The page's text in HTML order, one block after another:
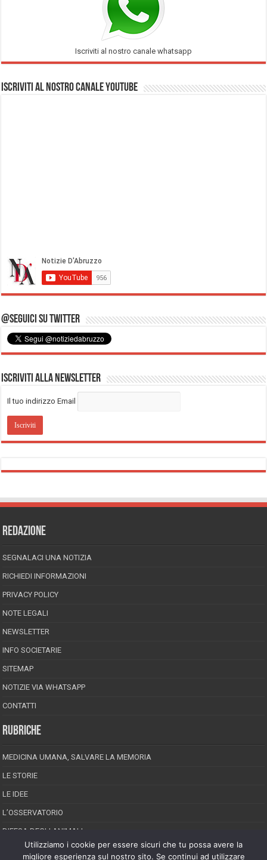
Iscriviti al nostro canale whatsapp
Iscriviti al nostro Canale Youtube
@Seguici su Twitter
Iscriviti alla Newsletter
Il tuo indirizzo Email
REDAZIONE
SEGNALACI UNA NOTIZIA
RICHIEDI INFORMAZIONI
PRIVACY POLICY
NOTE LEGALI
NEWSLETTER
INFO SOCIETARIE
SITEMAP
NOTIZIE VIA WHATSAPP
CONTATTI
RUBRICHE
MEDICINA UMANA, SALVARE LA MEMORIA
LE STORIE
LE IDEE
L’OSSERVATORIO
DIFESA DEGLI ANIMALI
INCREDIBILE MA VERO
Utilizziamo i cookie per essere sicuri che tu possa avere la
migliore esperienza sul nostro sito. Se continui ad utilizzare